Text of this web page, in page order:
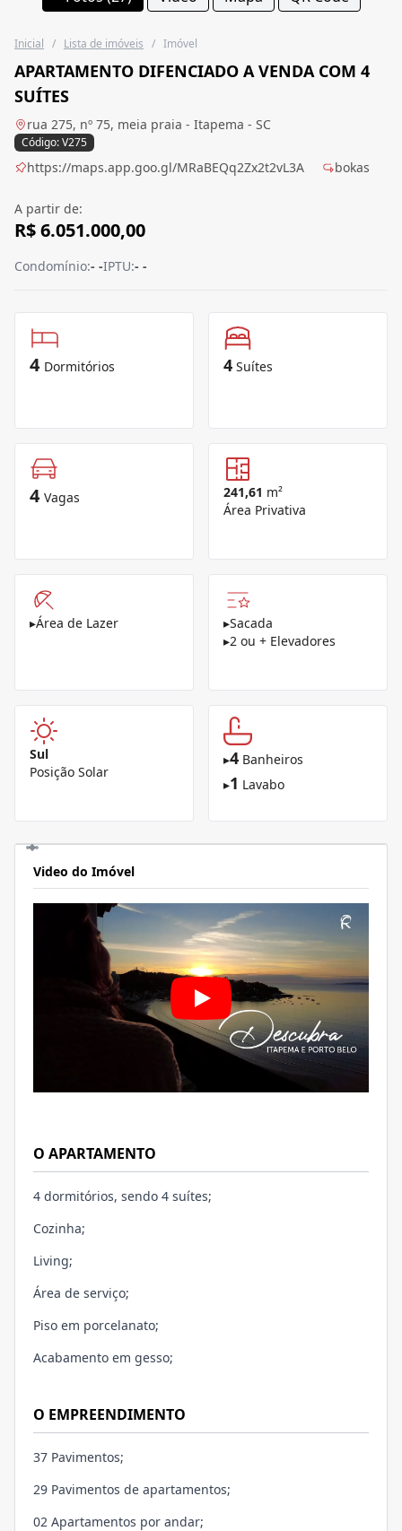
Inicial / Lista de imóveis / Imóvel
APARTAMENTO DIFENCIADO A VENDA COM 4
SUÍTES
rua 275, nº 75, meia praia - Itapema - SC
Código: V275
https://maps.app.goo.gl/MRaBEQq2Zx2t2vL3A bokas
A partir de:
R$ 6.051.000,00
Condomínio:- -IPTU:- -
4 Dormitórios 4 Suítes
4 Vagas 241,61 m²
Área Privativa
▸Área de Lazer ▸Sacada
▸2 ou + Elevadores
Sul
Posição Solar
▸4 Banheiros
▸1 Lavabo
Video do Imóvel
O APARTAMENTO
4 dormitórios, sendo 4 suítes;
Cozinha;
Living;
Área de serviço;
Piso em porcelanato;
Acabamento em gesso;
O EMPREENDIMENTO
37 Pavimentos;
29 Pavimentos de apartamentos;
02 Apartamentos por andar;